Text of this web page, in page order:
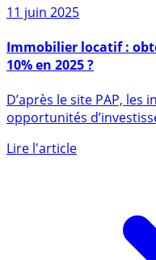
11 juin 2025
10% en 2025 ?
opportunités